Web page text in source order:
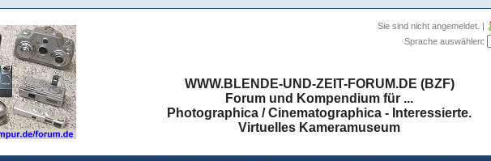
Sie sind nicht angemeldet. |
Sprache auswählen:
WWW.BLENDE-UND-ZEIT-FORUM.DE (BZF)
Forum und Kompendium für ...
Photographica / Cinematographica - Interessierte.
Virtuelles Kameramuseum